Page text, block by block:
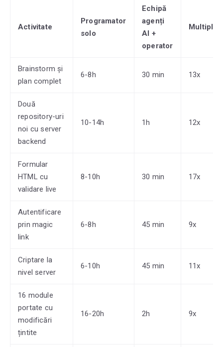
Activitate
Programator
solo
Echipă
agenți
AI +
operator
Brainstorm și
plan complet
6-8h 30 min 13x
Două
repository-uri
noi cu server
backend
10-14h 1h 12x
Formular
HTML cu
validare live
8-10h 30 min 17x
Autentificare
prin magic
link
6-8h 45 min 9x
Criptare la
nivel server
6-10h 45 min 11x
16 module
portate cu
modificări
țintite
16-20h 2h 9x